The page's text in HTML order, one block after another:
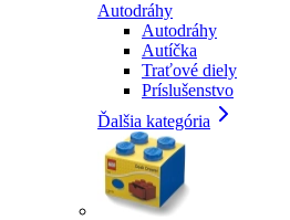
Autodráhy
Autodráhy
Autíčka
Traťové diely
Príslušenstvo
Ďalšia kategória